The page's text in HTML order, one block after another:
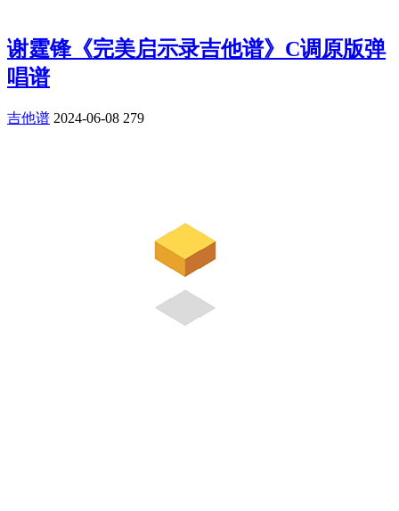
谢霆锋《完美启示录吉他谱》C调原版弹
唱谱
吉他谱 2024-06-08 279